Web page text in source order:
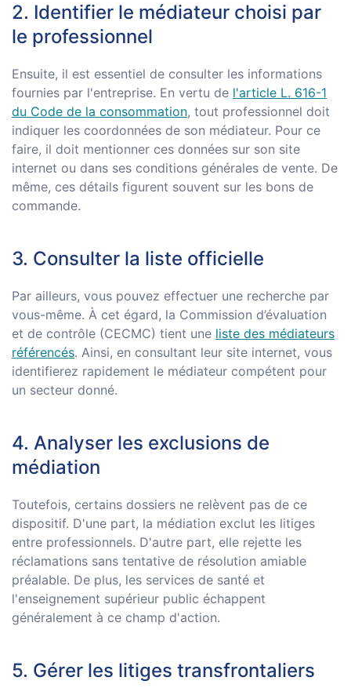
2. Identifier le médiateur choisi par
le professionnel
Ensuite, il est essentiel de consulter les informations
fournies par l'entreprise. En vertu de l'article L. 616-1
du Code de la consommation, tout professionnel doit
indiquer les coordonnées de son médiateur. Pour ce
faire, il doit mentionner ces données sur son site
internet ou dans ses conditions générales de vente. De
même, ces détails figurent souvent sur les bons de
commande.
3. Consulter la liste officielle
Par ailleurs, vous pouvez effectuer une recherche par
vous-même. À cet égard, la Commission d’évaluation
et de contrôle (CECMC) tient une liste des médiateurs
référencés. Ainsi, en consultant leur site internet, vous
identifierez rapidement le médiateur compétent pour
un secteur donné.
4. Analyser les exclusions de
médiation
Toutefois, certains dossiers ne relèvent pas de ce
dispositif. D'une part, la médiation exclut les litiges
entre professionnels. D'autre part, elle rejette les
réclamations sans tentative de résolution amiable
préalable. De plus, les services de santé et
l'enseignement supérieur public échappent
généralement à ce champ d'action.
5. Gérer les litiges transfrontaliers